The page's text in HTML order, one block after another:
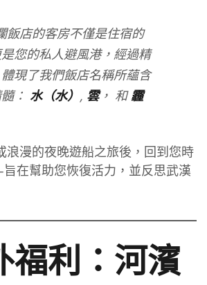
飯店的客房不僅是住宿的
您的私人避風港，經過精
現了我們飯店名稱所蘊含
： 水（水） , 雲， 和霾
浪漫的夜晚遊船之旅後，回到您時
在幫助您恢復活力，並反思武漢
福利：河濱